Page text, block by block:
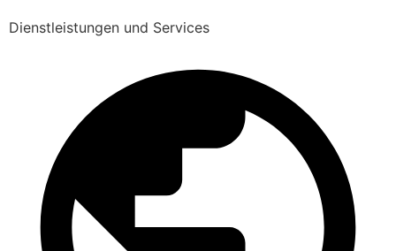
Dienstleistungen und Services